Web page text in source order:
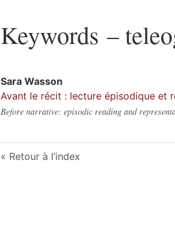
Keywords –
Sara Wasson
Avant le récit : lecture épisodique et
Before narrative: episodic reading and
Retour à l’index